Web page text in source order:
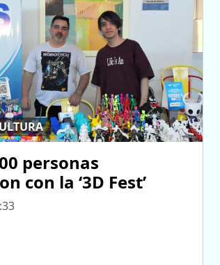
personas
con la ‘3D Fest’